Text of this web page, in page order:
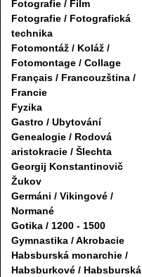
Fotografie / Film
Fotografie / Fotografická
technika
Fotomontáž / Koláž /
Fotomontage / Collage
Français / Francouzština /
Francie
Fyzika
Gastro / Ubytování
Genealogie / Rodová
aristokracie / Šlechta
Georgij Konstantinovič
Žukov
Germáni / Vikingové /
Normané
Gotika / 1200 - 1500
Gymnastika / Akrobacie
Habsburská monarchie /
Habsburkové / Habsburská